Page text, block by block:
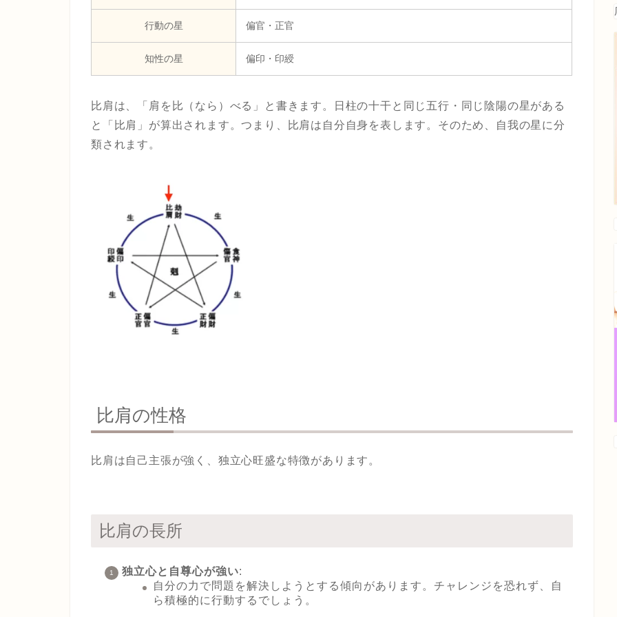
行動の星 偏官・正官
知性の星 偏印・印綬
比肩は、「肩を比（なら）べる」と書きます。日柱の十干と同じ五行・同じ陰陽の星がある
と「比肩」が算出されます。つまり、比肩は自分自身を表します。そのため、自我の星に分
類されます。
比肩の性格
比肩は自己主張が強く、独立心旺盛な特徴があります。
比肩の長所
独立心と自尊心が強い:
自分の力で問題を解決しようとする傾向があります。チャレンジを恐れず、自
ら積極的に行動するでしょう。